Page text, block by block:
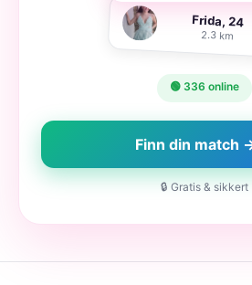
Frida, 24
2.3 km
🟢 336 online
Finn din match
🔒 Gratis & sikkert